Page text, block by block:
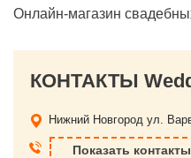
Онлайн-магазин
КОНТАКТЫ
Нижний Новгород ул.
Показать контакты